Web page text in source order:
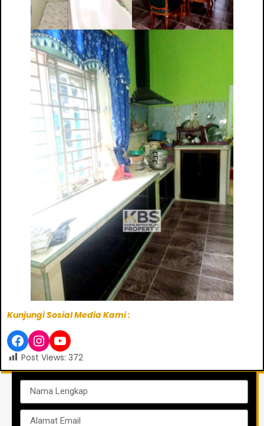
Kunjungi Sosial Media Kami :
Post Views: 372